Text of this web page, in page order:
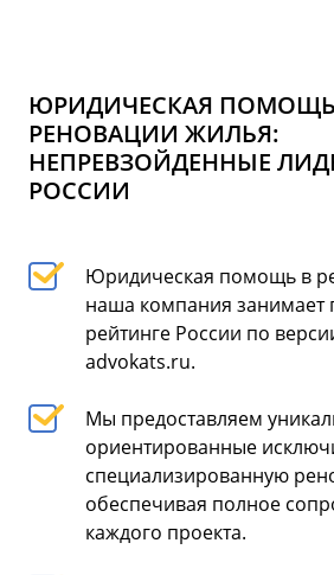
ЮРИДИЧЕСКАЯ
РЕНОВАЦИИ ЖИЛЬЯ:
НЕПРЕВЗОЙДЕННЫЕ
РОССИИ
Юридическая помощь в
наша компания занимает
рейтинге России по
advokats.ru.
Мы предоставляем
ориентированные
специализированную
обеспечивая полное
каждого проекта.